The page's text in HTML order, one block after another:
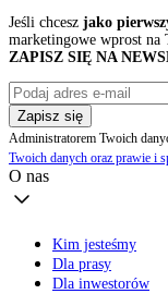
Jeśli chcesz jako
marketingowe wprost na
ZAPISZ SIĘ NA
Zapisz się
Administratorem Twoich
Twoich danych oraz prawie i
O nas
Kim jesteśmy
Dla prasy
Dla inwestorów